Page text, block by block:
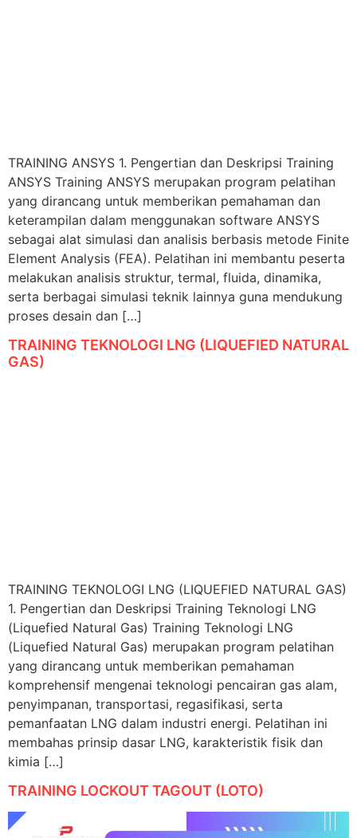
TRAINING ANSYS 1. Pengertian dan Deskripsi Training
ANSYS Training ANSYS merupakan program pelatihan
yang dirancang untuk memberikan pemahaman dan
keterampilan dalam menggunakan software ANSYS
sebagai alat simulasi dan analisis berbasis metode Finite
Element Analysis (FEA). Pelatihan ini membantu peserta
melakukan analisis struktur, termal, fluida, dinamika,
serta berbagai simulasi teknik lainnya guna mendukung
proses desain dan […]
TRAINING TEKNOLOGI LNG (LIQUEFIED NATURAL
GAS)
TRAINING TEKNOLOGI LNG (LIQUEFIED NATURAL GAS)
1. Pengertian dan Deskripsi Training Teknologi LNG
(Liquefied Natural Gas) Training Teknologi LNG
(Liquefied Natural Gas) merupakan program pelatihan
yang dirancang untuk memberikan pemahaman
komprehensif mengenai teknologi pencairan gas alam,
penyimpanan, transportasi, regasifikasi, serta
pemanfaatan LNG dalam industri energi. Pelatihan ini
membahas prinsip dasar LNG, karakteristik fisik dan
kimia […]
TRAINING LOCKOUT TAGOUT (LOTO)